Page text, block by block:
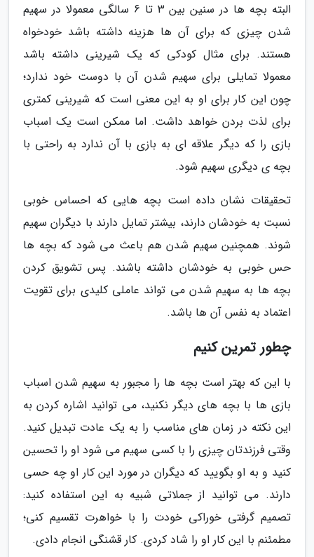
البته بچه ها در سنین بین 3 تا 6 سالگی معمولا در سهیم
شدن چیزی که برای آن ها هزینه داشته باشد خودخواه
هستند. برای مثال کودکی که یک شیرینی داشته باشد
معمولا تمایلی برای سهیم شدن آن با دوست خود ندارد؛
چون این کار برای او به این معنی است که شیرینی کمتری
برای لذت بردن خواهد داشت. اما ممکن است یک اسباب
بازی را که دیگر علاقه ای به بازی با آن ندارد به راحتی با
بچه ی دیگری سهیم شود.
تحقیقات نشان داده است بچه هایی که احساس خوبی
نسبت به خودشان دارند، بیشتر تمایل دارند با دیگران سهیم
شوند. همچنین سهیم شدن هم باعث می شود که بچه ها
حس خوبی به خودشان داشته باشند. پس تشویق کردن
بچه ها به سهیم شدن می تواند عاملی کلیدی برای تقویت
اعتماد به نفس آن ها باشد.
چطور تمرین کنیم
با این که بهتر است بچه ها را مجبور به سهیم شدن اسباب
بازی ها با بچه های دیگر نکنید، می توانید اشاره کردن به
این نکته در زمان های مناسب را به یک عادت تبدیل کنید.
وقتی فرزندتان چیزی را با کسی سهیم می شود او را تحسین
کنید و به او بگویید که دیگران در مورد این کار او چه حسی
دارند. می توانید از جملاتی شبیه به این استفاده کنید:
تصمیم گرفتی خوراکی خودت را با خواهرت تقسیم کنی؛
مطمئنم با این کار او را شاد کردی. کار قشنگی انجام دادی.